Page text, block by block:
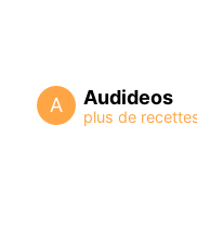
A Audideos